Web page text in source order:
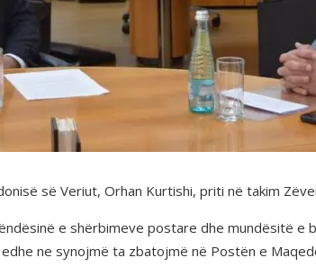
së Veriut, Orhan Kurtishi, priti në takim
e shërbimeve postare dhe mundësitë
ne synojmë ta zbatojmë në Postën e